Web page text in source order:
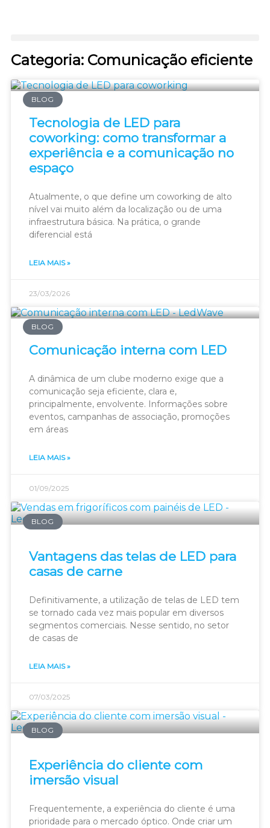
Categoria: Comunicação eficiente
BLOG
Tecnologia de LED para
coworking: como transformar a
experiência e a comunicação no
espaço
Atualmente, o que define um coworking de alto
nível vai muito além da localização ou de uma
infraestrutura básica. Na prática, o grande
diferencial está
LEIA MAIS »
23/03/2026
BLOG
Comunicação interna com LED
A dinâmica de um clube moderno exige que a
comunicação seja eficiente, clara e,
principalmente, envolvente. Informações sobre
eventos, campanhas de associação, promoções
em áreas
LEIA MAIS »
01/09/2025
BLOG
Vantagens das telas de LED para
casas de carne
Definitivamente, a utilização de telas de LED tem
se tornado cada vez mais popular em diversos
segmentos comerciais. Nesse sentido, no setor
de casas de
LEIA MAIS »
07/03/2025
BLOG
Experiência do cliente com
imersão visual
Frequentemente, a experiência do cliente é uma
prioridade para o mercado óptico. Onde criar um